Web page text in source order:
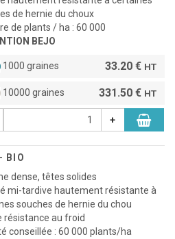
de hernie du choux
de plants / ha : 60 000
BEJO
1000 graines 33.20 € HT
10000 graines 331.50 € HT
+
BIO
dense, têtes solides
mi-tardive hautement résistante à
souches de hernie du chou
résistance au froid
conseillée : 60 000 plants/ha